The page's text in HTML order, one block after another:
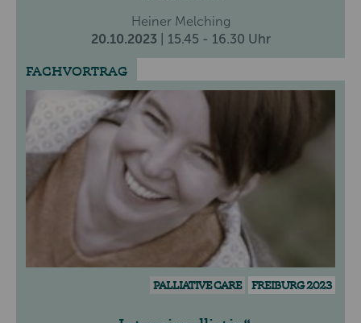
Heiner Melching
20.10.2023
| 15.45 - 16.30 Uhr
FACHVORTRAG
PALLIATIVE CARE FREIBURG 2023